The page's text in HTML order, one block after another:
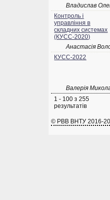
Владислав
Контроль і
управління в
складних системах
(КУСС-2020)
Анастасія
КУСС-2022
Валерія
1 - 100 з 255
результатів
© РВВ ВНТУ 2016-